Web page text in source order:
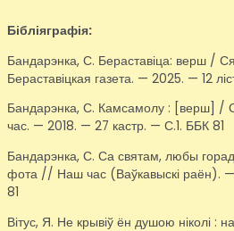
Бібліяграфія:
Бандарэнка, С. Бераставіца: верш /
Бераставіцкая газета. — 2025. — 12
Бандарэнка, С. Камсамолу : [верш] /
час. — 2018. — 27 кастр. — С.1. ББК 81
Бандарэнка, С. Са святам, любы
фота // Наш час (Ваўкавыскі раён).
81
Вітус, Я. Не крывіў ён душою ніколі :